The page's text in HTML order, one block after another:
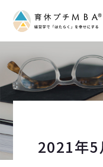
2021年